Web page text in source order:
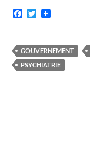
F
b
o
o
T
t
e
r
GOUVERNEMENT
PSYCHIATRIE